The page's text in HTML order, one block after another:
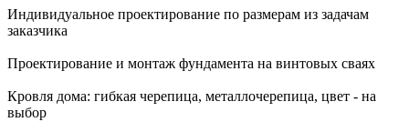
Индивидуальное проектирование по размерам из задачам
заказчика
Проектирование и монтаж фундамента на винтовых сваях
Кровля дома: гибкая черепица, металлочерепица, цвет - на
выбор